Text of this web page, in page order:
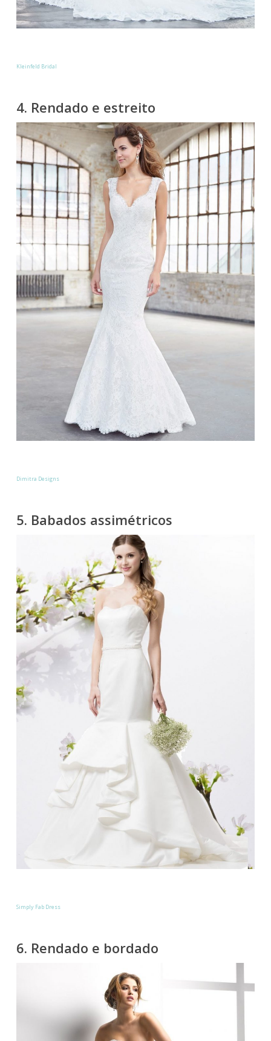
Kleinfeld Bridal
4. Rendado e estreito
Dimitra Designs
5. Babados assimétricos
Simply Fab Dress
6. Rendado e bordado